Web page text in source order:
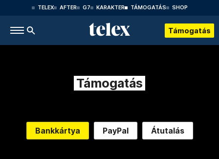
TELEX AFTER G7 KARAKTER TÁMOGATÁS SHOP
Támogatás
Támogatás
Bankkártya PayPal Átutalás